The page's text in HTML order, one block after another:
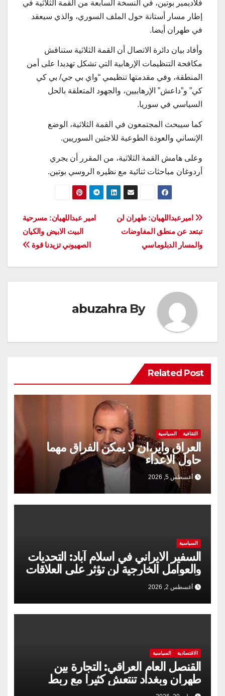
فلاديمير بوتين، في النسخة السابعة من القمة الثلاثية في
إطار مسار أستانة حول الملف السوري، والذي سيعقد
في طهران أيضا.
وأفاد بيان دائرة الاتصال أن القمة الثلاثية ستناقش
مكافحة التنظيمات الإرهابية التي تشكل تهديدا على أمن
المنطقة، وفي مقدمتها تنظيمي “واي بي جي/ بي كي
كي” و”داعش” الإرهابيين، والجهود المتعلقة بالحل
السياسي في سوريا.
كما سيبحث المجتمعون في القمة الثلاثية، الوضع
الإنساني والعودة الطوعية للاجئين السوريين.
وعلى هامش القمة الثلاثية، من المقرر أن يجري
أردوغان مباحثات ثنائية مع نظيره الروسي بوتين.
تصفّح
المقالات
امير عبداللهيان: مسرحية
البيت الابيض والكيان
الصهيوني تزيدنا قوة
اميرعبداللهيان: طهران لن
تبتعد عن منطق المفاوضات
والمسار الدبلوماسي
By
abuzahra
Related Post
الثقافية السياسية
العراق واير،ان لا يمكن الفراق مهما
حاول الاعداء
أغسطس 5, 2026
السياسية
السفير الايراني في اسلام آباد: التحديات
والعوامل الخارجية لن تؤثر على العلاقات
الإيرانية الباكستانية
أغسطس 2, 2026
الاقتصادية السياسية
القنصل العام العراقي: التجارة بين
طهران وبغداد تنتعش كثيرا مع ربط
السكك الحديدية